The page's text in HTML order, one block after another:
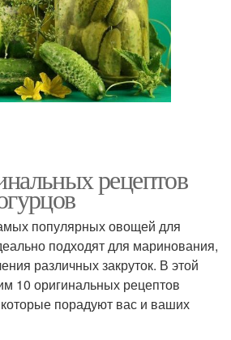
Огурцы с горчичными
зернами
рецептов
популярных овощей для
подходят для маринования,
различных закруток. В этой
10 оригинальных рецептов
которые порадуют вас и ваших